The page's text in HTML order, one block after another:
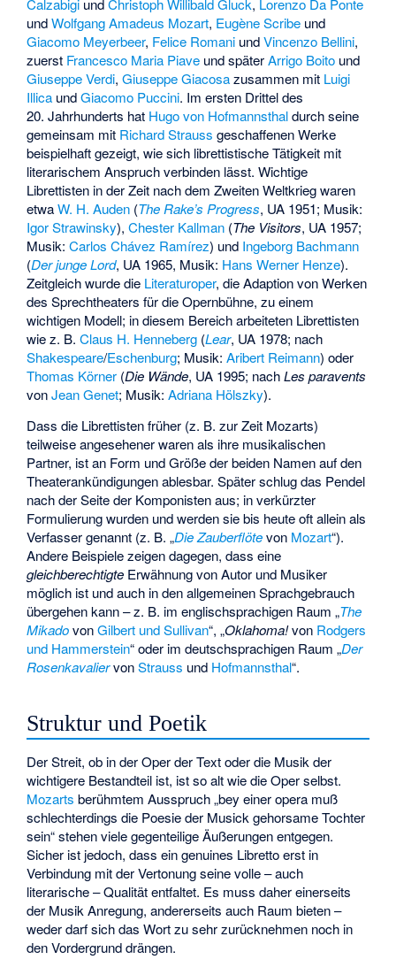
Calzabigi undChristoph Willibald Gluck, Lorenzo Da Ponte
undWolfgang Amadeus Mozart, Eugène Scribe und
Giacomo Meyerbeer, Felice Romani undVincenzo Bellini,
zuerst Francesco Maria Piave und späterArrigo Boito und
Giuseppe Verdi,Giuseppe Giacosazusammen mit Luigi
Illica undGiacomo Puccini. Im ersten Drittel des
20. Jahrhunderts hat Hugo von Hofmannsthaldurch seine
gemeinsam mit Richard Strauss geschaffenen Werke
beispielhaft gezeigt, wie sich librettistische Tätigkeit mit
literarischem Anspruch verbinden lässt. Wichtige
Librettisten in der Zeit nach dem Zweiten Weltkrieg waren
etwaW. H. Auden (The Rake’s Progress, UA 1951; Musik:
Igor Strawinsky),Chester Kallman (The Visitors, UA 1957;
Musik:Carlos Chávez Ramírez) und Ingeborg Bachmann
(Der junge Lord, UA 1965, Musik: Hans Werner Henze).
Zeitgleich wurde die Literaturoper, die Adaption von Werken
des Sprechtheaters für die Opernbühne, zu einem
wichtigen Modell; in diesem Bereich arbeiteten Librettisten
wie z. B.Claus H. Henneberg (Lear, UA 1978; nach
Shakespeare/Eschenburg; Musik:Aribert Reimann) oder
Thomas Körner (Die Wände, UA 1995; nachLes paravents
vonJean Genet; Musik:Adriana Hölszky).
Dass die Librettisten früher (z. B. zur Zeit Mozarts)
teilweise angesehener waren als ihre musikalischen
Partner, ist an Form und Größe der beiden Namen auf den
Theaterankündigungen ablesbar. Später schlug das Pendel
nach der Seite der Komponisten aus; in verkürzter
Formulierung wurden und werden sie bis heute oft allein als
Verfasser genannt (z. B. „Die Zauberflötevon Mozart“).
Andere Beispiele zeigen dagegen, dass eine
gleichberechtigte Erwähnung von Autor und Musiker
möglich ist und auch in den allgemeinen Sprachgebrauch
übergehen kann – z. B. im englischsprachigen Raum „The
MikadovonGilbert und Sullivan“, „Oklahoma!von Rodgers
und Hammerstein“ oder im deutschsprachigen Raum „Der
RosenkavaliervonStrauss und Hofmannsthal“.
Struktur und Poetik
Der Streit, ob in der Oper der Text oder die Musik der
wichtigere Bestandteil ist, ist so alt wie die Oper selbst.
Mozarts berühmtem Ausspruch „bey einer opera muß
schlechterdings die Poesie der Musick gehorsame Tochter
sein“ stehen viele gegenteilige Äußerungen entgegen.
Sicher ist jedoch, dass ein genuines Libretto erst in
Verbindung mit der Vertonung seine volle – auch
literarische – Qualität entfaltet. Es muss daher einerseits
der Musik Anregung, andererseits auch Raum bieten –
weder darf sich das Wort zu sehr zurücknehmen noch in
den Vordergrund drängen.